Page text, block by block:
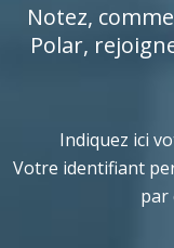
Notez,
Polar,
Indiquez ici
Votre identifiant
par